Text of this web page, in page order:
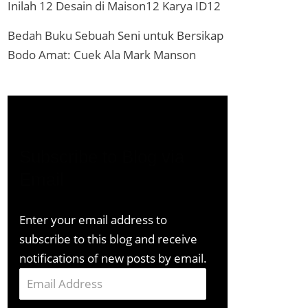
Inilah 12 Desain di Maison12 Karya ID12
Bedah Buku Sebuah Seni untuk Bersikap
Bodo Amat: Cuek Ala Mark Manson
Enter your email address to
subscribe to this blog and receive
notifications of new posts by email.
Email
Address